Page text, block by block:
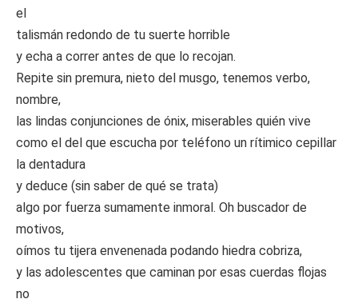
el
talismán redondo de tu suerte horrible
y echa a correr antes de que lo recojan.
Repite sin premura, nieto del musgo, tenemos verbo,
nombre,
las lindas conjunciones de ónix, miserables quién vive
como el del que escucha por teléfono un rítimico cepillar
la dentadura
y deduce (sin saber de qué se trata)
algo por fuerza sumamente inmoral. Oh buscador de
motivos,
oímos tu tijera envenenada podando hiedra cobriza,
y las adolescentes que caminan por esas cuerdas flojas
no